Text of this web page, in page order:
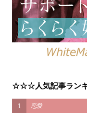
☆☆☆人気記事ラン
1 恋愛